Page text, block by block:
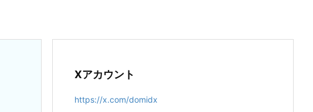
Xアカウント
https://x.com/domidx